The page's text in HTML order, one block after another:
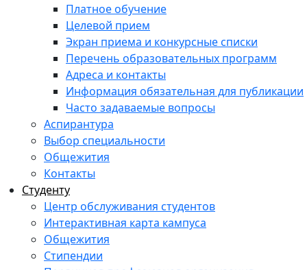
Платное обучение
Целевой прием
Экран приема и конкурсные списки
Перечень образовательных программ
Адреса и контакты
Информация обязательная для публикации
Часто задаваемые вопросы
Аспирантура
Выбор специальности
Общежития
Контакты
Студенту
Центр обслуживания студентов
Интерактивная карта кампуса
Общежития
Стипендии